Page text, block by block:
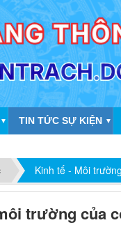
▼ TIN TỨC SỰ KIỆN ▼
Kinh tế - Môi trường
trường của